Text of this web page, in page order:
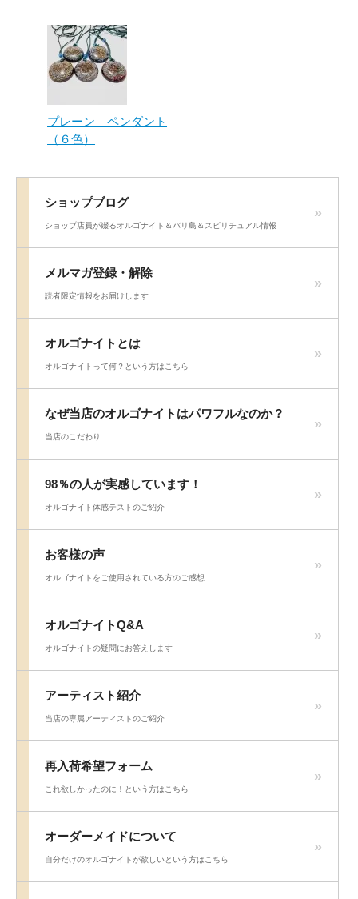
プレーン ペンダント
（６色）
ショップブログ
ショップ店員が綴るオルゴナイト＆バリ島＆スピリチュアル情報
メルマガ登録・解除
読者限定情報をお届けします
オルゴナイトとは
オルゴナイトって何？という方はこちら
なぜ当店のオルゴナイトはパワフルなのか？
当店のこだわり
98％の人が実感しています！
オルゴナイト体感テストのご紹介
お客様の声
オルゴナイトをご使用されている方のご感想
オルゴナイトQ&A
オルゴナイトの疑問にお答えします
アーティスト紹介
当店の専属アーティストのご紹介
再入荷希望フォーム
これ欲しかったのに！という方はこちら
オーダーメイドについて
自分だけのオルゴナイトが欲しいという方はこちら